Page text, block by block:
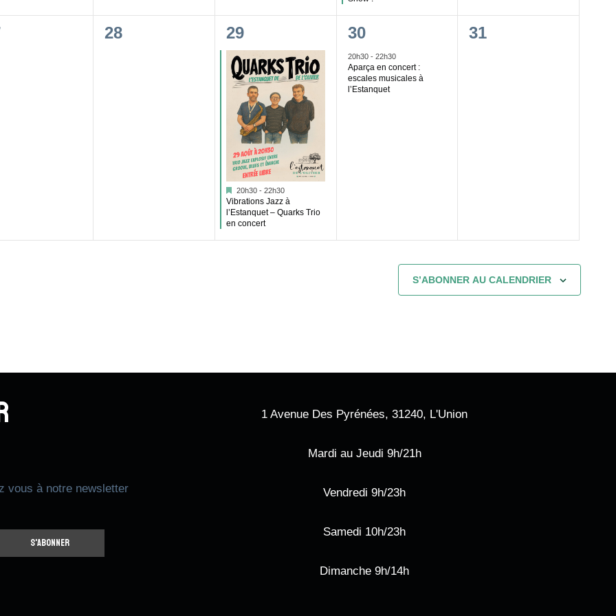
0
28
1
évènement,
29
Mis
en
avant
20h30 - 22h30
Vibrations Jazz à
l’Estanquet – Quarks Trio
en concert
1
évènement,
30
20h30 - 22h30
Aparça en concert :
escales musicales à
l’Estanquet
0
31
S’ABONNER AU CALENDRIER
vous à notre newsletter
1 Avenue Des Pyrénées, 31240, L'Union
Mardi au Jeudi 9h/21h
Vendredi 9h/23h
Samedi 10h/23h
Dimanche 9h/14h